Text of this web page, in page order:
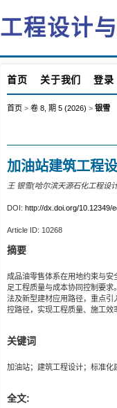
工程设计
首页 关于我们 登录
首页 >卷 8, 期 5 (2026) >银雪
加油站建筑工程
王 银雪(哈尔滨天源石化工程设
DOI: http://dx.doi.org/10.12349/
Article ID: 10268
摘要
成品油零售体系在用地约束与
足工程质量与成本协同控制要
法及新型建材应用路径，重点
控路径，实现工程质量、施工效
关键词
加油站；建筑工程设计；标准化
全文: